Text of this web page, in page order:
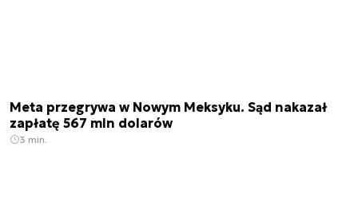
Meta przegrywa w Nowym Meksyku. Sąd nakazał
zapłatę 567 mln dolarów
3 min.